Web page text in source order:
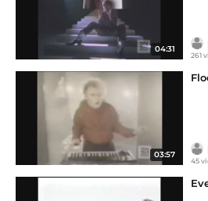
04:31
261
03:57
45